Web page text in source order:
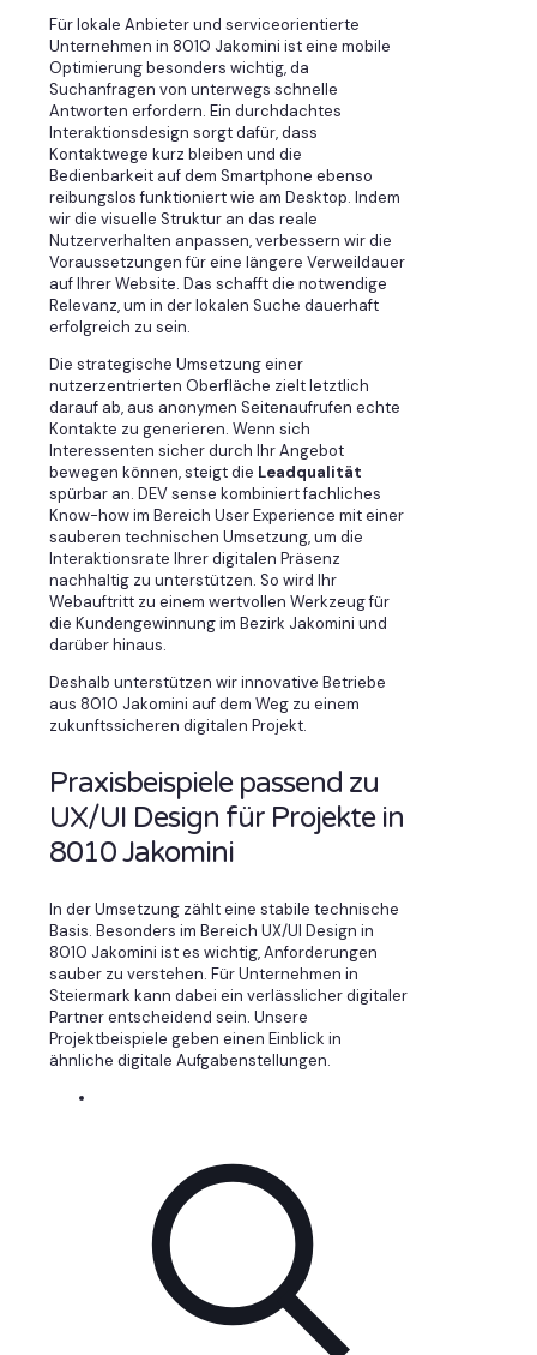
Für lokale Anbieter und serviceorientierte
Unternehmen in 8010 Jakomini ist eine mobile
Optimierung besonders wichtig, da
Suchanfragen von unterwegs schnelle
Antworten erfordern. Ein durchdachtes
Interaktionsdesign sorgt dafür, dass
Kontaktwege kurz bleiben und die
Bedienbarkeit auf dem Smartphone ebenso
reibungslos funktioniert wie am Desktop. Indem
wir die visuelle Struktur an das reale
Nutzerverhalten anpassen, verbessern wir die
Voraussetzungen für eine längere Verweildauer
auf Ihrer Website. Das schafft die notwendige
Relevanz, um in der lokalen Suche dauerhaft
erfolgreich zu sein.
Die strategische Umsetzung einer
nutzerzentrierten Oberfläche zielt letztlich
darauf ab, aus anonymen Seitenaufrufen echte
Kontakte zu generieren. Wenn sich
Interessenten sicher durch Ihr Angebot
bewegen können, steigt die Leadqualität
spürbar an. DEV sense kombiniert fachliches
Know-how im Bereich User Experience mit einer
sauberen technischen Umsetzung, um die
Interaktionsrate Ihrer digitalen Präsenz
nachhaltig zu unterstützen. So wird Ihr
Webauftritt zu einem wertvollen Werkzeug für
die Kundengewinnung im Bezirk Jakomini und
darüber hinaus.
Deshalb unterstützen wir innovative Betriebe
aus 8010 Jakomini auf dem Weg zu einem
zukunftssicheren digitalen Projekt.
Praxisbeispiele passend zu
UX/UI Design für Projekte in
8010 Jakomini
In der Umsetzung zählt eine stabile technische
Basis. Besonders im Bereich UX/UI Design in
8010 Jakomini ist es wichtig, Anforderungen
sauber zu verstehen. Für Unternehmen in
Steiermark kann dabei ein verlässlicher digitaler
Partner entscheidend sein. Unsere
Projektbeispiele geben einen Einblick in
ähnliche digitale Aufgabenstellungen.